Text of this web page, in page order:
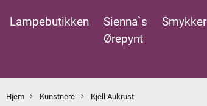
Lampebutikken
Sienna`s
Ørepynt
Smykker
Hjem Kunstnere Kjell Aukrust